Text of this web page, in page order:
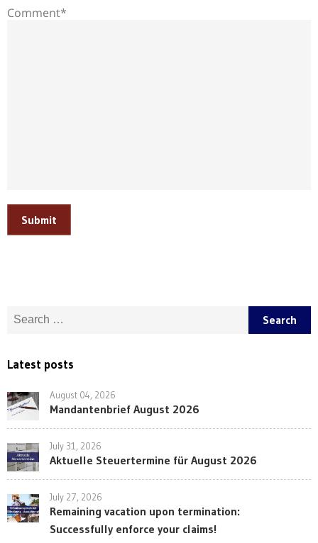
Comment*
Submit
Search for:
Latest posts
August 04, 2026
Mandantenbrief August 2026
July 31, 2026
Aktuelle Steuertermine für August 2026
July 27, 2026
Remaining vacation upon termination:
Successfully enforce your claims!